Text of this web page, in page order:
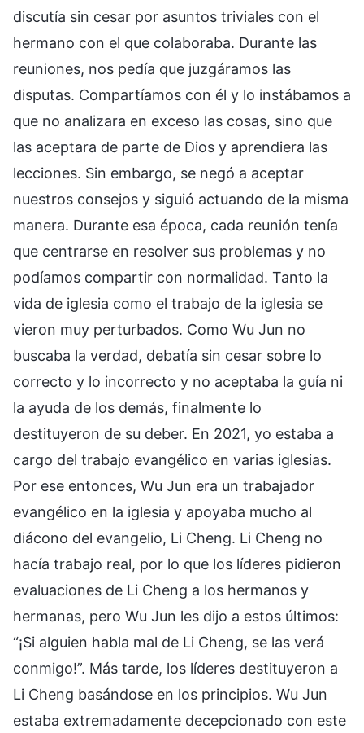
discutía sin cesar por asuntos triviales con el
hermano con el que colaboraba. Durante las
reuniones, nos pedía que juzgáramos las
disputas. Compartíamos con él y lo instábamos a
que no analizara en exceso las cosas, sino que
las aceptara de parte de Dios y aprendiera las
lecciones. Sin embargo, se negó a aceptar
nuestros consejos y siguió actuando de la misma
manera. Durante esa época, cada reunión tenía
que centrarse en resolver sus problemas y no
podíamos compartir con normalidad. Tanto la
vida de iglesia como el trabajo de la iglesia se
vieron muy perturbados. Como Wu Jun no
buscaba la verdad, debatía sin cesar sobre lo
correcto y lo incorrecto y no aceptaba la guía ni
la ayuda de los demás, finalmente lo
destituyeron de su deber. En 2021, yo estaba a
cargo del trabajo evangélico en varias iglesias.
Por ese entonces, Wu Jun era un trabajador
evangélico en la iglesia y apoyaba mucho al
diácono del evangelio, Li Cheng. Li Cheng no
hacía trabajo real, por lo que los líderes pidieron
evaluaciones de Li Cheng a los hermanos y
hermanas, pero Wu Jun les dijo a estos últimos:
“¡Si alguien habla mal de Li Cheng, se las verá
conmigo!”. Más tarde, los líderes destituyeron a
Li Cheng basándose en los principios. Wu Jun
estaba extremadamente decepcionado con este